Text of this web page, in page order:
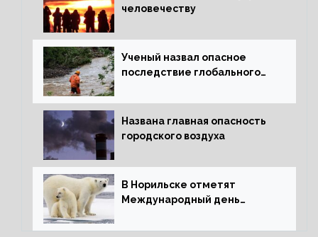
человечеству
Ученый назвал опасное
последствие глобального
Названа главная опасность
городского воздуха
В Норильске отметят
Международный день